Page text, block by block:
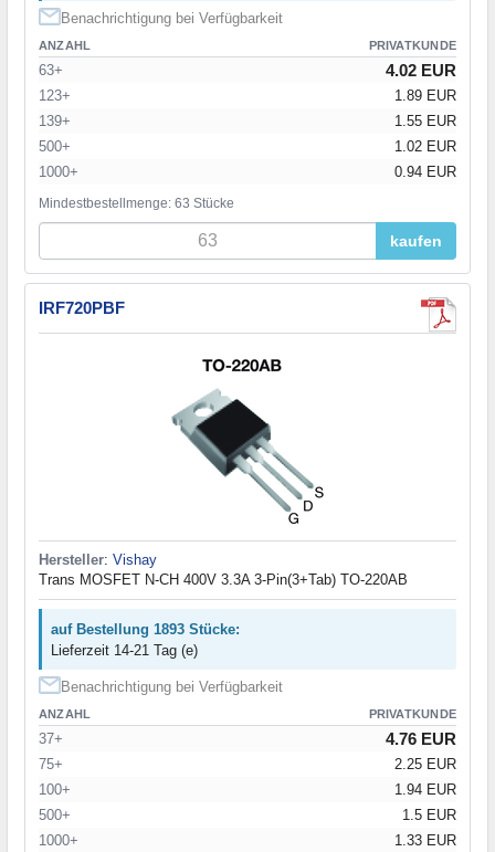
Benachrichtigung bei Verfügbarkeit
ANZAHL PRIVATKUNDE
63+ 4.02 EUR
123+
1.89 EUR
139+
1.55 EUR
500+
1.02 EUR
1000+
0.94 EUR
Mindestbestellmenge: 63 Stücke
kaufen
IRF720PBF
Hersteller: Vishay
Trans MOSFET N-CH 400V 3.3A 3-Pin(3+Tab) TO-220AB
auf Bestellung 1893 Stücke:
Lieferzeit 14-21 Tag (e)
Benachrichtigung bei Verfügbarkeit
ANZAHL PRIVATKUNDE
37+ 4.76 EUR
75+
2.25 EUR
100+
1.94 EUR
500+
1.5 EUR
1000+
1.33 EUR